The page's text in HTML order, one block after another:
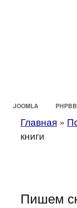
JOOMLA PHPBB
Главная »
книги
Пишем